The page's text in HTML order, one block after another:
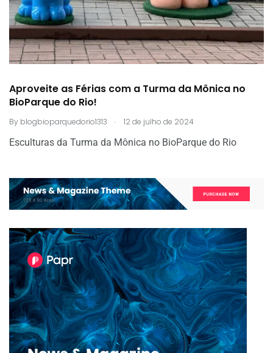
Aproveite as Férias com a Turma da Mônica no
BioParque do Rio!
By blogbioparquedorio1313 . 12 de julho de 2024
Esculturas da Turma da Mônica no BioParque do Rio